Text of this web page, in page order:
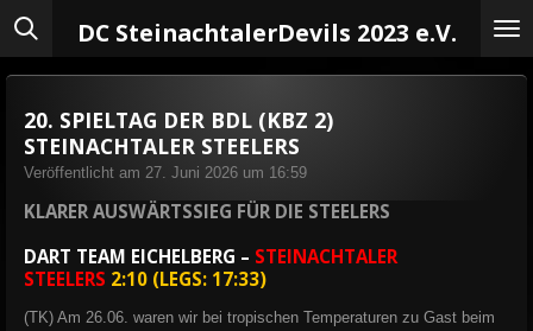
Zum
HauptinhaltDC SteinachtalerDevils 2023 e.V.
20. SPIELTAG DER BDL (KBZ 2)
STEINACHTALER STEELERS
Veröffentlicht am 27. Juni 2026 um 16:59
KLARER AUSWÄRTSSIEG FÜR DIE STEELERS
DART TEAM EICHELBERG – STEINACHTALER
STEELERS 2:10 (LEGS: 17:33)
(TK) Am 26.06. waren wir bei tropischen Temperaturen zu Gast beim